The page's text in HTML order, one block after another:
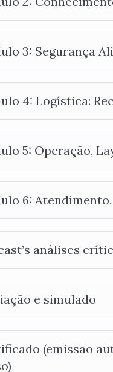
3: Segurança
4: Logística:
5: Operação,
6:
análises
e simulado
(emissão